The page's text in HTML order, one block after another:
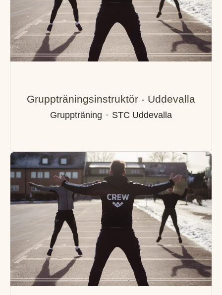
Gruppträningsinstruktör - Uddevalla
Gruppträning · STC Uddevalla